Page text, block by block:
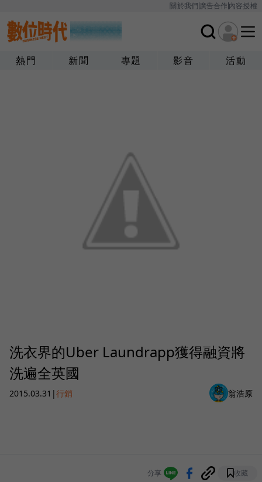
關於我們廣告合作內容授權
熱門 新聞 專題 影音 活動
洗衣界的Uber Laundrapp獲得融資將
洗遍全英國
2015.03.31 |行銷 翁浩原
分享 收藏